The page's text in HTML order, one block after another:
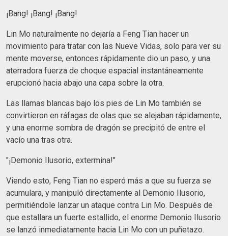
¡Bang! ¡Bang! ¡Bang!
Lin Mo naturalmente no dejaría a Feng Tian hacer un
movimiento para tratar con las Nueve Vidas, solo para ver su
mente moverse, entonces rápidamente dio un paso, y una
aterradora fuerza de choque espacial instantáneamente
erupcionó hacia abajo una capa sobre la otra.
Las llamas blancas bajo los pies de Lin Mo también se
convirtieron en ráfagas de olas que se alejaban rápidamente,
y una enorme sombra de dragón se precipitó de entre el
vacío una tras otra.
"¡Demonio Ilusorio, extermina!"
Viendo esto, Feng Tian no esperó más a que su fuerza se
acumulara, y manipuló directamente al Demonio Ilusorio,
permitiéndole lanzar un ataque contra Lin Mo. Después de
que estallara un fuerte estallido, el enorme Demonio Ilusorio
se lanzó inmediatamente hacia Lin Mo con un puñetazo.